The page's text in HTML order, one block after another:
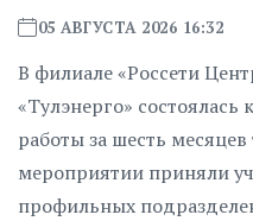
05 АВГУСТА 2026 16:32
В филиале «Россети
«Тулэнерго» состоялась
работы за шесть
мероприятии приняли
профильных